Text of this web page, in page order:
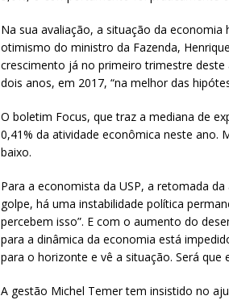
Na sua avaliação, a situação da economia
otimismo do ministro da Fazenda,
crescimento já no primeiro trimestre deste
dois anos, em 2017, “na melhor das
O boletim Focus, que traz a mediana de
0,41% da atividade econômica neste ano.
baixo.
Para a economista da USP, a retomada da
golpe, há uma instabilidade política
percebem isso”. E com o aumento do
para a dinâmica da economia está
para o horizonte e vê a situação. Será que
A gestão Michel Temer tem insistido no